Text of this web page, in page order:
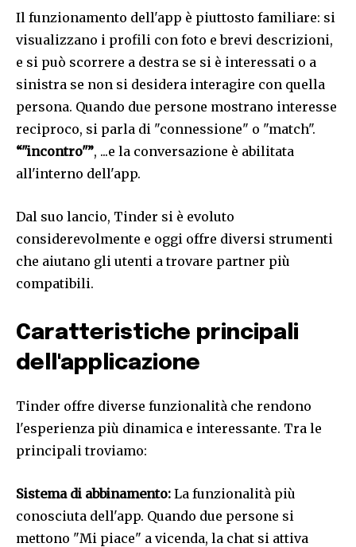
Il funzionamento dell'app è piuttosto familiare: si
visualizzano i profili con foto e brevi descrizioni,
e si può scorrere a destra se si è interessati o a
sinistra se non si desidera interagire con quella
persona. Quando due persone mostrano interesse
reciproco, si parla di "connessione" o "match".
“"incontro"”, ...e la conversazione è abilitata
all'interno dell'app.
Dal suo lancio, Tinder si è evoluto
considerevolmente e oggi offre diversi strumenti
che aiutano gli utenti a trovare partner più
compatibili.
Caratteristiche principali
dell'applicazione
Tinder offre diverse funzionalità che rendono
l'esperienza più dinamica e interessante. Tra le
principali troviamo:
Sistema di abbinamento: La funzionalità più
conosciuta dell'app. Quando due persone si
mettono "Mi piace" a vicenda, la chat si attiva